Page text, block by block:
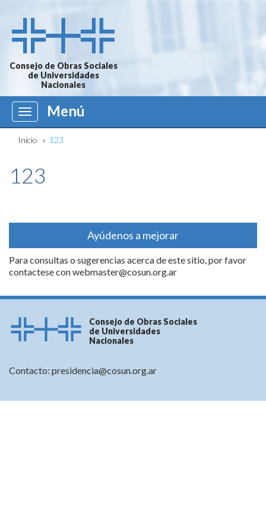
Consejo de Obras Sociales
de Universidades
Nacionales
Menú
Menú
Inicio » 123
123
Ayúdenos a mejorar
Para consultas o sugerencias acerca de este sitio, por favor
contactese conwebmaster@cosun.org.ar
Consejo de Obras Sociales
de Universidades
Nacionales
Contacto: presidencia@cosun.org.ar